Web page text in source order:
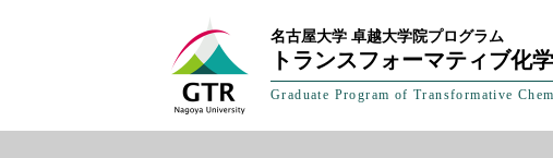
名古屋大学 卓越大学院プログラム
トランスフォーマティブ化
Graduate Program of Transformative